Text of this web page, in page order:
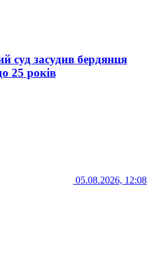
суд засудив бердянця
25 років
05.08.2026, 12:08